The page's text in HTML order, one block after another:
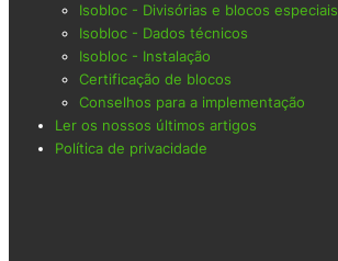
Isobloc - Divisórias e blocos especiais
Isobloc - Dados técnicos
Isobloc - Instalação
Certificação de blocos
Conselhos para a implementação
Ler os nossos últimos artigos
Política de privacidade